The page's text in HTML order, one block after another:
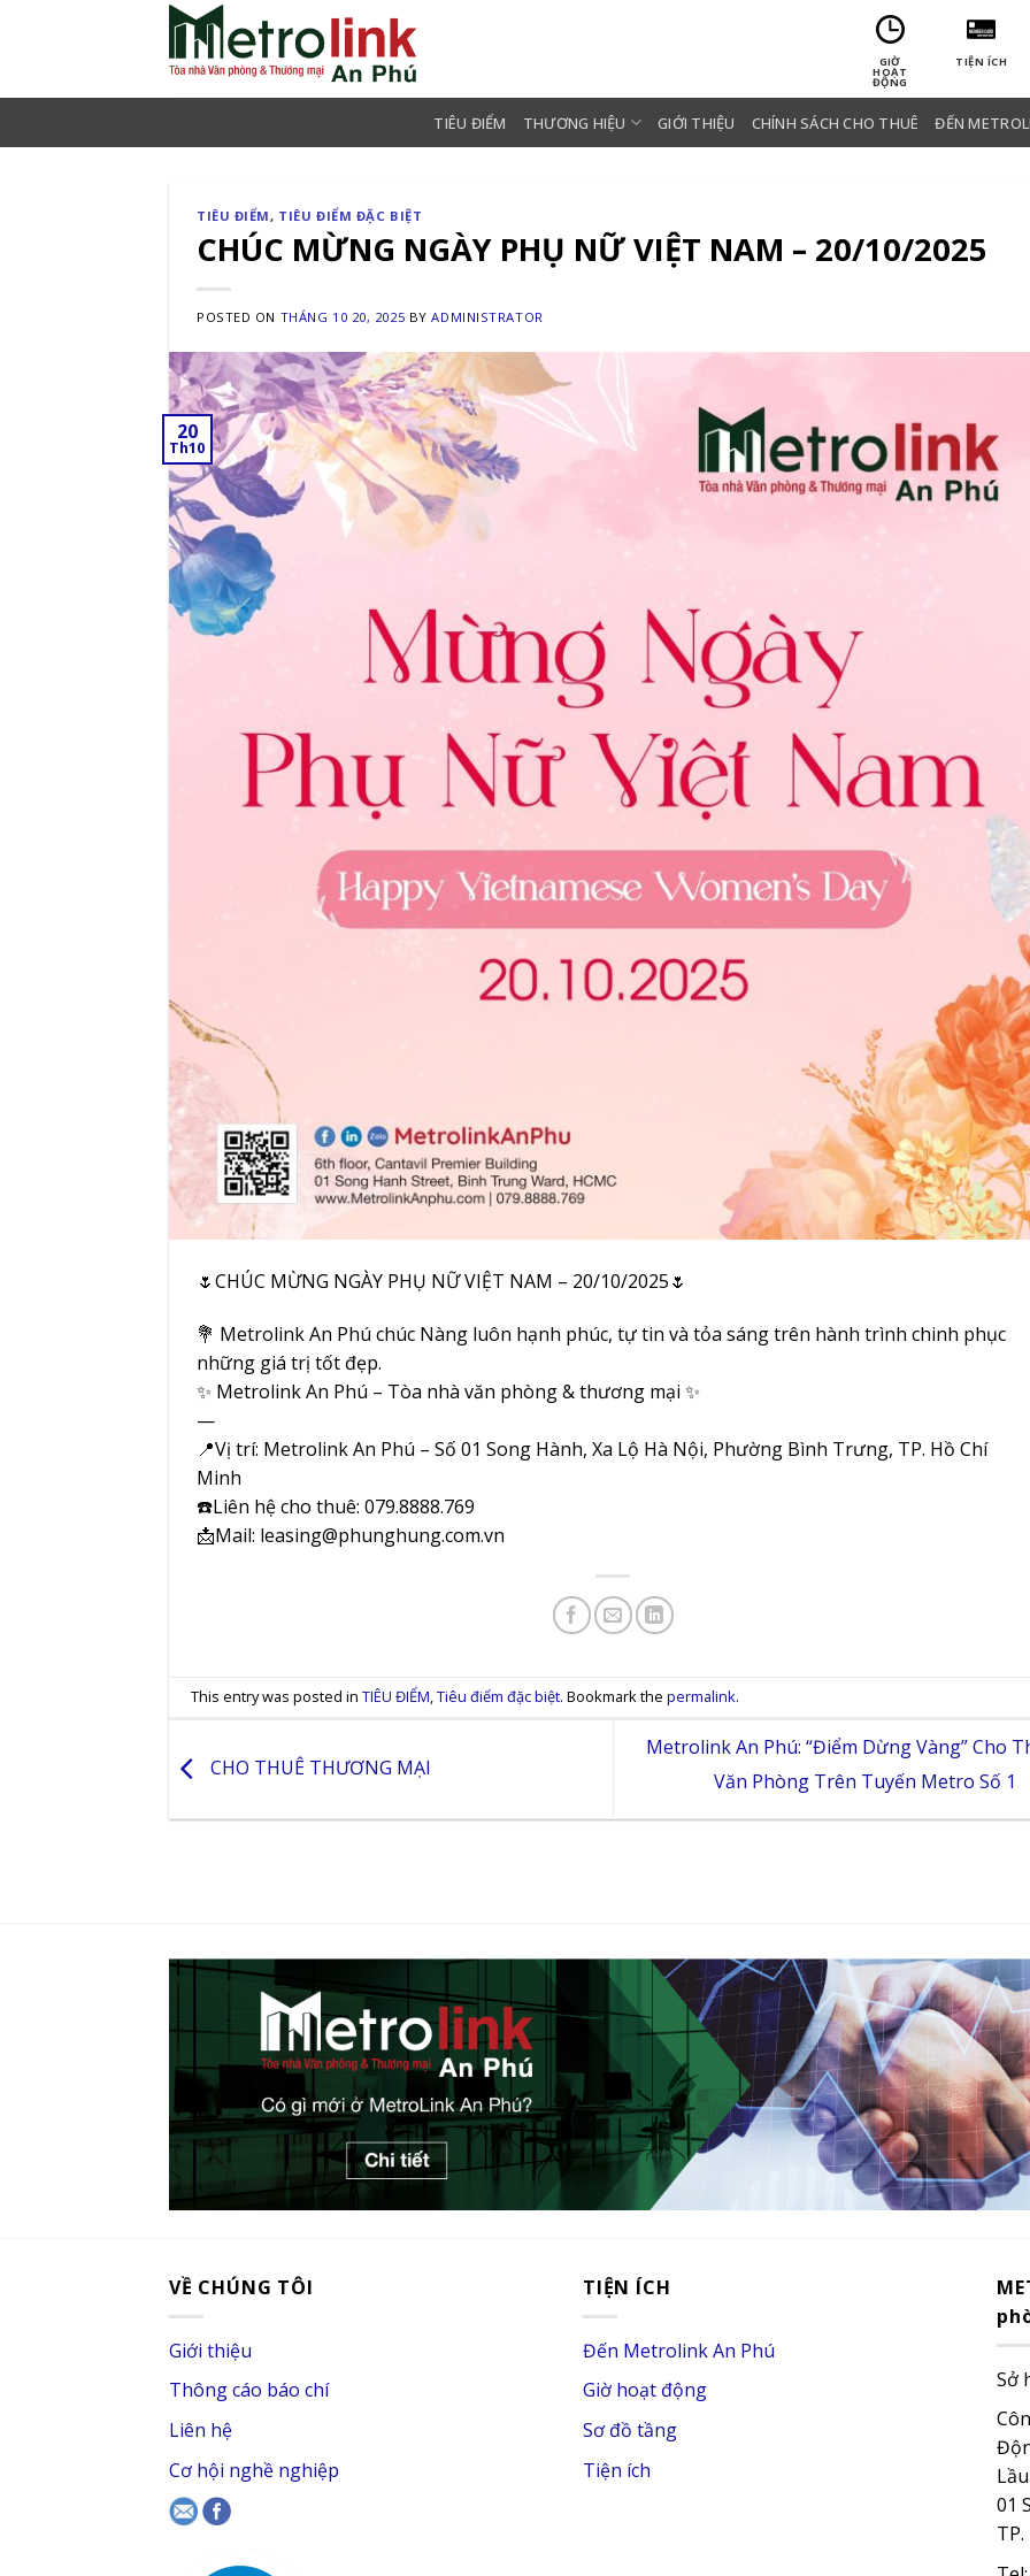
GIỜ
HOẠT
ĐỘNG
TIỆN ÍCH
TIÊU ĐIỂM THƯƠNG HIỆU GIỚI THIỆU CHÍNH SÁCH CHO THUÊ ĐẾN
TIÊU ĐIỂM, TIÊU ĐIỂM ĐẶC BIỆT
CHÚC MỪNG NGÀY PHỤ NỮ VIỆT NAM – 20/10/2025
POSTED ON THÁNG 10 20, 2025 BYADMINISTRATOR
20
Th10
🌷CHÚC MỪNG NGÀY PHỤ NỮ VIỆT NAM – 20/10/2025🌷
💐 Metrolink An Phú chúc Nàng luôn hạnh phúc, tự tin và tỏa sáng trên hành trình chinh phục
những giá trị tốt đẹp.
✨ Metrolink An Phú – Tòa nhà văn phòng & thương mại ✨
—
📍Vị trí: Metrolink An Phú – Số 01 Song Hành, Xa Lộ Hà Nội, Phường Bình Trưng, TP. Hồ Chí
Minh
☎️Liên hệ cho thuê: 079.8888.769
📩Mail: leasing@phunghung.com.vn
This entry was posted inTIÊU ĐIỂM,Tiêu điểm đặc biệt. Bookmark thepermalink.
CHO THUÊ THƯƠNG MẠI
Metrolink An Phú: “Điểm Dừng Vàng” Cho
Văn Phòng Trên Tuyến Metro Số 1
VỀ CHÚNG TÔI
Giới thiệu
Thông cáo báo chí
Liên hệ
Cơ hội nghề nghiệp
TIỆN ÍCH
Đến Metrolink An Phú
Giờ hoạt động
Sơ đồ tầng
Tiện ích
Sở
01